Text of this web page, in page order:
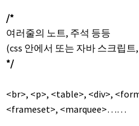
/*
여러줄의 노트, 주석 등등
(css 안에서 또는 자바 스크립
*/
<br>, <p>, <table>, <div>,
<frameset>, <marquee>……